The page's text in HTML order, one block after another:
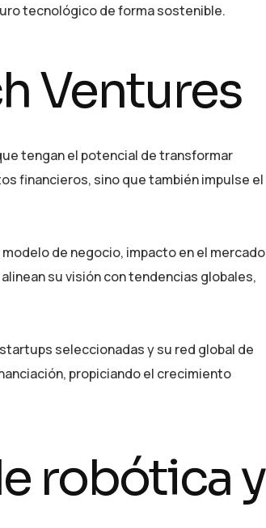
tecnológico de forma sostenible.
Ventures
tengan el potencial de transformar
financieros, sino que también impulse el
de negocio, impacto en el mercado
su visión con tendencias globales,
seleccionadas y su red global de
propiciando el crecimiento
robótica y